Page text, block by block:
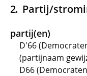
Partij/
partij(en)
D'66
(partijnaam
D66